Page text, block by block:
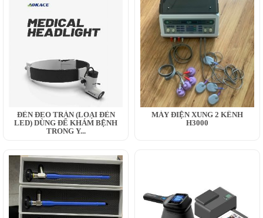
ĐÈN ĐEO TRÁN (LOẠI ĐÈN
LED) DÙNG ĐỂ KHÁM BỆNH
TRONG Y...
MÁY ĐIỆN XUNG 2 KÊNH
H3000